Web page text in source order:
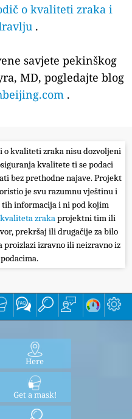
o kvaliteti zraka i
.
savjete pekinškog
MD, pogledajte blog
.
o kvaliteti zraka nisu dozvoljeni
kvalitete ti se podaci
bez prethodne najave. Projekt
je svu razumnu vještinu i
informacija i ni pod kojim
zrakaprojektni tim ili
prekršaj ili drugačije za bilo
izravno ili neizravno iz
Here
Get a mask!